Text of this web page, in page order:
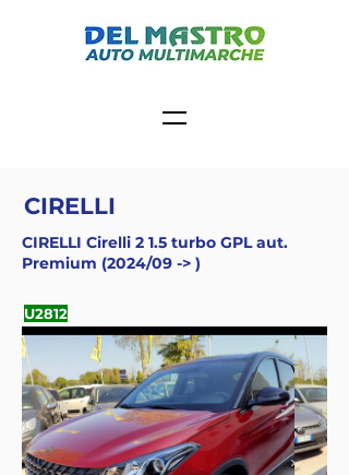
CIRELLI
CIRELLI Cirelli 2 1.5 turbo GPL aut.
Premium (2024/09 -> )
U2812